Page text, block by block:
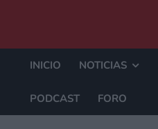
INICIO NOTICIAS
PODCAST FORO